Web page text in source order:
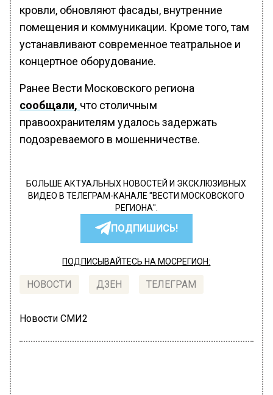
кровли, обновляют фасады, внутренние
помещения и коммуникации. Кроме того, там
устанавливают современное театральное и
концертное оборудование.
Ранее Вести Московского региона
сообщали, что столичным
правоохранителям удалось задержать
подозреваемого в мошенничестве.
БОЛЬШЕ АКТУАЛЬНЫХ НОВОСТЕЙ И ЭКСКЛЮЗИВНЫХ
ВИДЕО В ТЕЛЕГРАМ-КАНАЛЕ "ВЕСТИ МОСКОВСКОГО
РЕГИОНА".
ПОДПИШИСЬ!
ПОДПИСЫВАЙТЕСЬ НА МОСРЕГИОН:
НОВОСТИ ДЗЕН ТЕЛЕГРАМ
Новости СМИ2